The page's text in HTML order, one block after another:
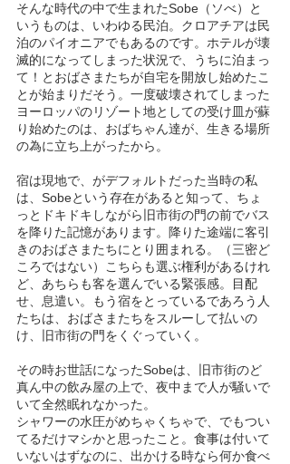
そんな時代の中で生まれたSobe（ソべ）と
いうものは、いわゆる民泊。クロアチアは民
泊のパイオニアでもあるのです。ホテルが壊
滅的になってしまった状況で、うちに泊まっ
て！とおばさまたちが自宅を開放し始めたこ
とが始まりだそう。一度破壊されてしまった
ヨーロッパのリゾート地としての受け皿が蘇
り始めたのは、おばちゃん達が、生きる場所
の為に立ち上がったから。
宿は現地で、がデフォルトだった当時の私
は、Sobeという存在があると知って、ちょ
っとドキドキしながら旧市街の門の前でバス
を降りた記憶があります。降りた途端に客引
きのおばさまたちにとり囲まれる。（三密ど
ころではない）こちらも選ぶ権利があるけれ
ど、あちらも客を選んでいる緊張感。目配
せ、息遣い。もう宿をとっているであろう人
たちは、おばさまたちをスルーして払いの
け、旧市街の門をくぐっていく。
その時お世話になったSobeは、旧市街のど
真ん中の飲み屋の上で、夜中まで人が騒いで
いて全然眠れなかった。
シャワーの水圧がめちゃくちゃで、でもつい
てるだけマシかと思ったこと。食事は付いて
いないはずなのに、出かける時なら何か食べ